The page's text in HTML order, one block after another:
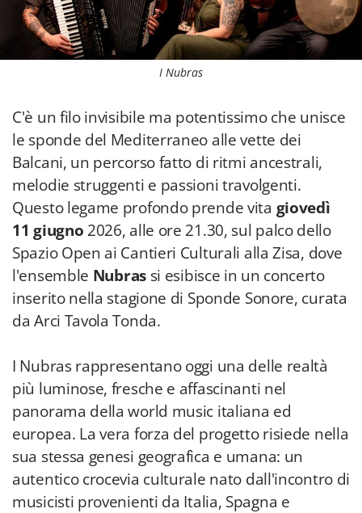
I Nubras
C'è un filo invisibile ma potentissimo che unisce
le sponde del Mediterraneo alle vette dei
Balcani, un percorso fatto di ritmi ancestrali,
melodie struggenti e passioni travolgenti.
Questo legame profondo prende vita giovedì
11 giugno 2026, alle ore 21.30, sul palco dello
Spazio Open ai Cantieri Culturali alla Zisa, dove
l'ensemble Nubrassi esibisce in un concerto
inserito nella stagione di Sponde Sonore, curata
da Arci Tavola Tonda.
I Nubras rappresentano oggi una delle realtà
più luminose, fresche e affascinanti nel
panorama della world music italiana ed
europea. La vera forza del progetto risiede nella
sua stessa genesi geografica e umana: un
autentico crocevia culturale nato dall'incontro di
musicisti provenienti da Italia, Spagna e